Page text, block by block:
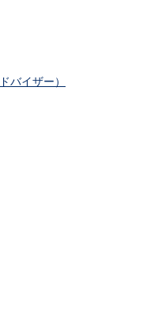
バイザー）